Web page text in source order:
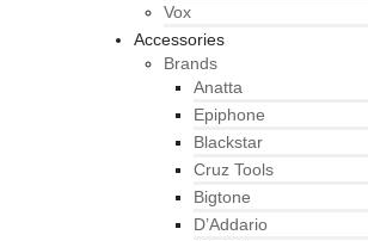
Vox
Accessories
Brands
Anatta
Epiphone
Blackstar
Cruz Tools
Bigtone
D’Addario